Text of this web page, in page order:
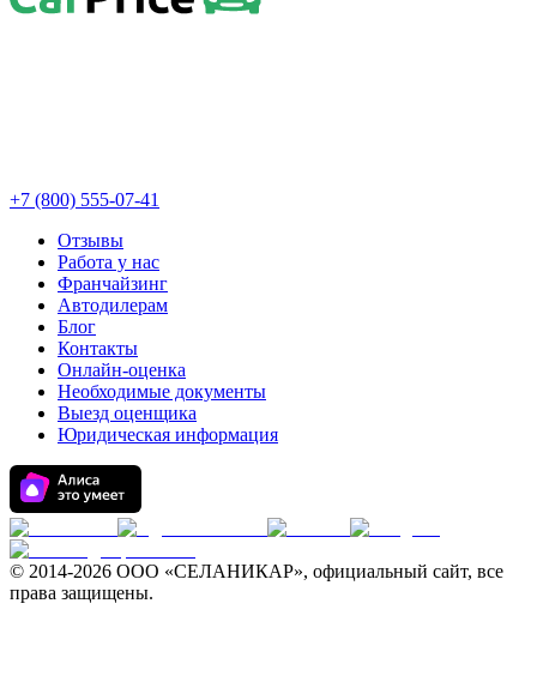
+7 (800) 555-07-41
Отзывы
Работа у нас
Франчайзинг
Автодилерам
Блог
Контакты
Онлайн-оценка
Необходимые документы
Выезд оценщика
Юридическая информация
© 2014-2026 ООО «СЕЛАНИКАР», официальный сайт, все
права защищены.